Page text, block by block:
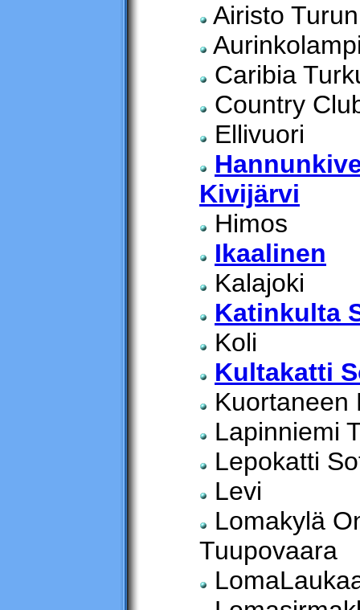
Airisto
Caribia
Country
Ellivuori
Kivijärvi
Himos
Ikaalinen
Kalajoki
Katinkulta
Koli
Kultakatti
Kuortaneen
Lapinniemi
Lepokatti
Levi
Lomakylä
Tuupovaara